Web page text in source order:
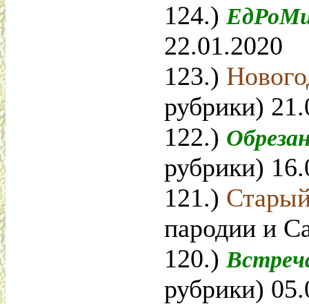
124.)
22.01.2020
123.)
рубрики)
122.)
рубрики)
121.)
пародии и
120.)
рубрики)